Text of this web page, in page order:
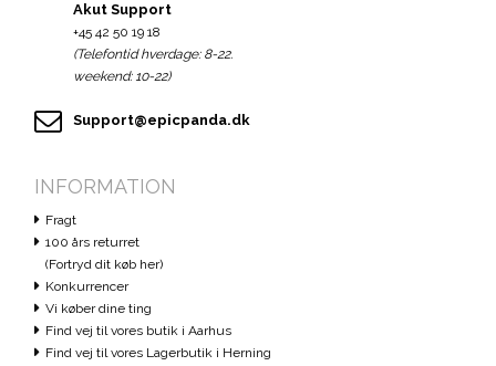
Akut Support
+45 42 50 19 18
(Telefontid hverdage: 8-22.
weekend: 10-22)
Support@epicpanda.dk
INFORMATION
Fragt
100 års returret
(Fortryd dit køb her)
Konkurrencer
Vi køber dine ting
Find vej til vores butik i Aarhus
Find vej til vores Lagerbutik i Herning